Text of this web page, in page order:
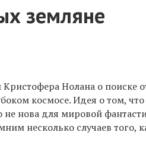
земляне
Нолана о поиске
космосе. Идея о том,
не нова для мировой
несколько случаев того,